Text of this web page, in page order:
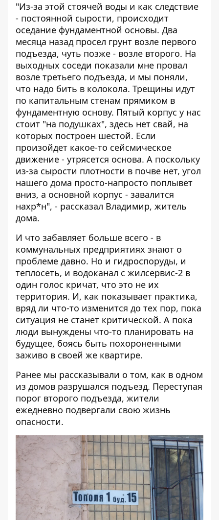
"Из-за этой стоячей воды и как следствие
- постоянной сырости, происходит
оседание фундаментной основы. Два
месяца назад просел грунт возле первого
подъезда, чуть позже - возле второго. На
выходных соседи показали мне провал
возле третьего подъезда, и мы поняли,
что надо бить в колокола. Трещины идут
по капитальным стенам прямиком в
фундаментную основу. Пятый корпус у нас
стоит "на подушках", здесь нет свай, на
которых построен шестой. Если
произойдет какое-то сейсмическое
движение - утрясется основа. А поскольку
из-за сырости плотности в почве нет, угол
нашего дома просто-напросто поплывет
вниз, а основной корпус - завалится
нахр*н", - рассказал Владимир, житель
дома.
И что забавляет больше всего - в
коммунальных предприятиях знают о
проблеме давно. Но и гидроспоруды, и
теплосеть, и водоканал с жилсервис-2 в
один голос кричат, что это не их
территория. И, как показывает практика,
вряд ли что-то изменится до тех пор, пока
ситуация не станет критической. А пока
люди вынуждены что-то планировать на
будущее, боясь быть похороненными
заживо в своей же квартире.
Ранее мы рассказывали о том, как в одном
из домов разрушался подъезд. Переступая
порог второго подъезда, жители
ежедневно подвергали свою жизнь
опасности.